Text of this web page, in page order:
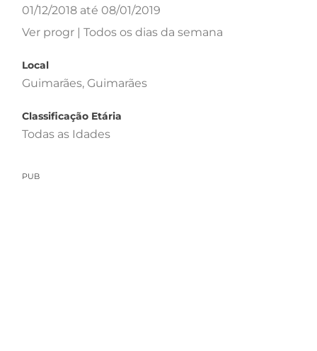
01/12/2018 até 08/01/2019
Ver progr | Todos os dias da semana
Local
Guimarães, Guimarães
Classificação Etária
Todas as Idades
PUB